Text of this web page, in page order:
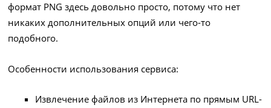
формат PNG здесь довольно просто, потому что нет
никаких дополнительных опций или чего-то
подобного.
Особенности использования сервиса:
Извлечение файлов из Интернета по прямым URL-